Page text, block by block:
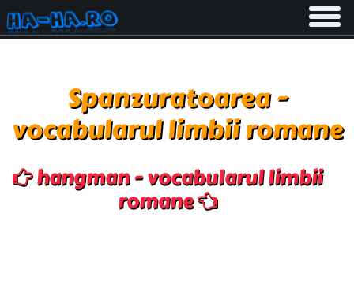
Toggle
Spanzuratoarea -
vocabularul limbii romane
hangman - vocabularul limbii
romane